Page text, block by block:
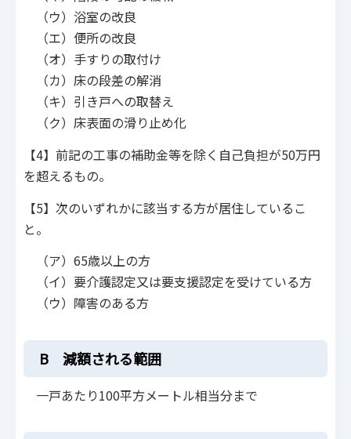
（ウ）浴室の改良
（エ）便所の改良
（オ）手すりの取付け
（カ）床の段差の解消
（キ）引き戸への取替え
（ク）床表面の滑り止め化
【4】前記の工事の補助金等を除く自己負担が50万円
を超えるもの。
【5】次のいずれかに該当する方が居住しているこ
と。
（ア）65歳以上の方
（イ）要介護認定又は要支援認定を受けている方
（ウ）障害のある方
B 減額される範囲
一戸あたり100平方メートル相当分まで